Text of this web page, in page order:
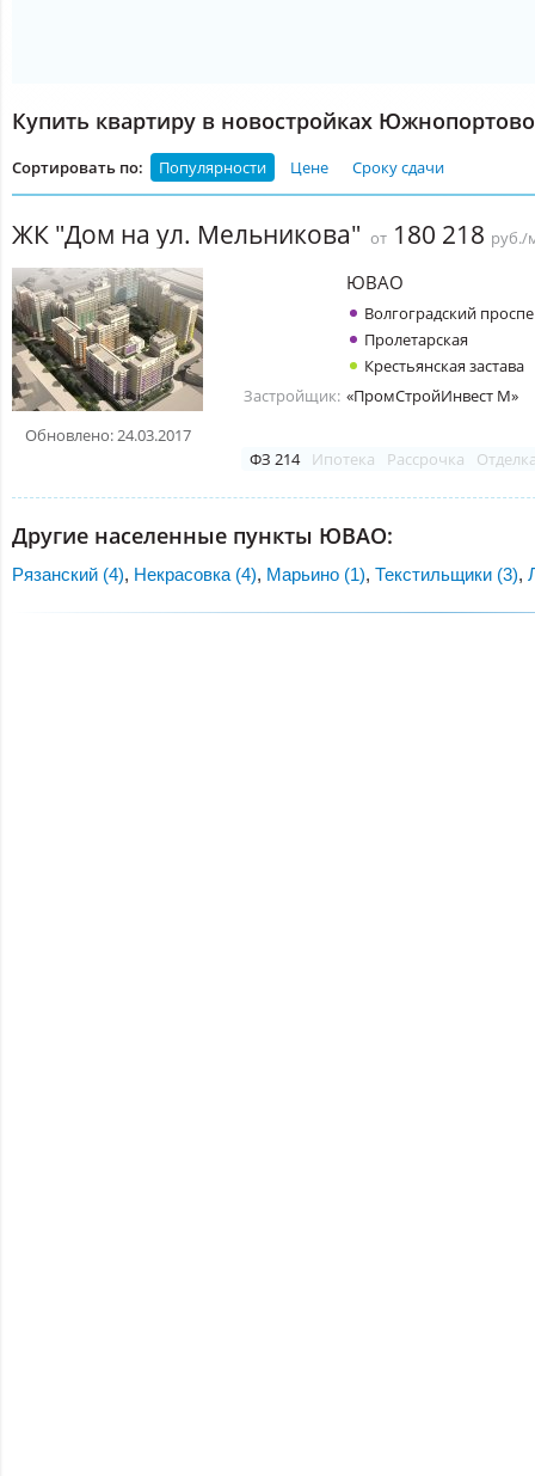
Купить квартиру в новостройках
Сортировать по: Популярности Цене Сроку сдачи
ЖК "Дом на ул. Мельникова" от 180 218 руб./
Обновлено: 24.03.2017
ЮВАО
Волгоградский
Пролетарская
Крестьянская застава
Застройщик: «ПромСтройИнвест М»
ФЗ 214 Ипотека Рассрочка
Другие населенные пункты ЮВАО:
Рязанский (4), Некрасовка (4), Марьино (1), Текстильщики (3),